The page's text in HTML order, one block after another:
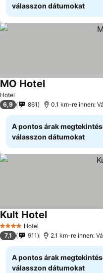
válasszon dátumokat
Hotel
MO Hotel
6,9 861 0.1 km-re innen:
A pontos árak
válasszon dátumokat
4 KategóriaHotel
Kult Hotel
7,1 911 2.1 km-re innen:
A pontos árak
válasszon dátumokat